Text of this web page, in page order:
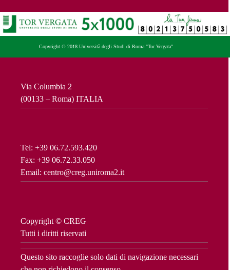
Copyright © 2018 Università degli Studi di Roma "Tor Vergata"
Via Columbia 2
(00133 – Roma) ITALIA
Tel: +39 06.72.593.420
Fax: +39 06.72.33.050
Email: centro@creg.uniroma2.it
Copyright © CREG
Tutti i diritti riservati
Questo sito raccoglie solo dati di navigazione necessari